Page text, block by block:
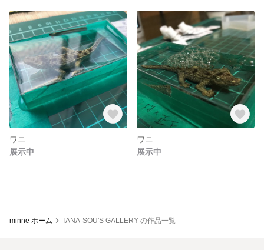
ワニ
展示中
ワニ
展示中
minne ホーム TANA-SOU'S GALLERY の作品一覧